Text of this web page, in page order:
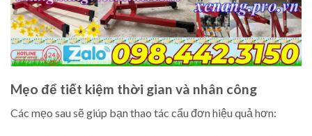
Mẹo để tiết kiệm thời gian và nhân công
Các mẹo sau sẽ giúp bạn thao tác cẩu đơn hiệu quả hơn: